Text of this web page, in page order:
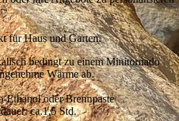
für Haus und Garten.
bedingt zu einem Minitornado
Wärme ab.
Ethanol oder Brennpaste
ca.1,5 Std.